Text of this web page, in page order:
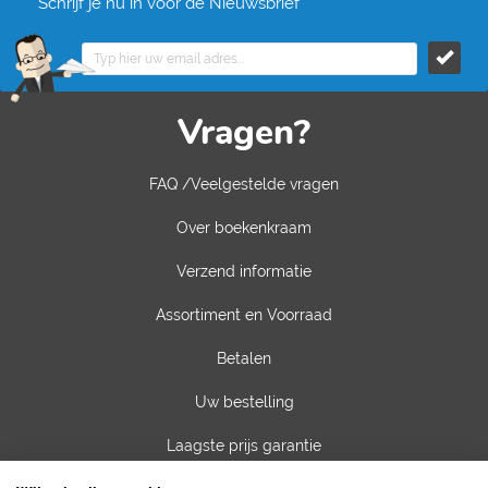
Vragen?
FAQ /Veelgestelde vragen
Over boekenkraam
Verzend informatie
Assortiment en Voorraad
Betalen
Uw bestelling
Laagste prijs garantie